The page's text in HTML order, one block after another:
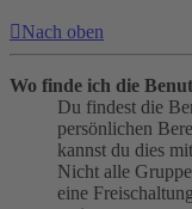
Nach oben
Wo finde ich die
Du findest die
persönlichen
kannst du dies
Nicht alle
eine